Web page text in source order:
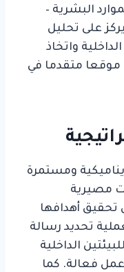
البشرية –
على تحليل
واتخاذ
متقدما في
ومستمرة
مصيرية
أهدافها
العملية تحديد رسالة
الداخلية
فعالة. كما